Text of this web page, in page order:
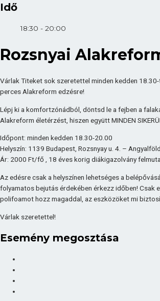
Idő
18:30 - 20:00
Rozsnyai
Várlak Titeket sok szeretettel minden kedden
perces Alakreform edzésre!
Lépj ki a komfortzónádból, döntsd le a fejben a
Alakreform életérzést, hiszen együtt MINDEN
Időpont: minden kedden 18.30-20.00
Helyszín: 1139 Budapest, Rozsnyay u. 4. –
Ár: 2000 Ft/fő , 18 éves korig diákigazolvány
Az edésre csak a helyszínen lehetséges a
folyamatos bejutás érdekében érkezz időben! Csak
polifoamot hozz magaddal, az eszközöket mi
Várlak szeretettel!
Esemény megosztása